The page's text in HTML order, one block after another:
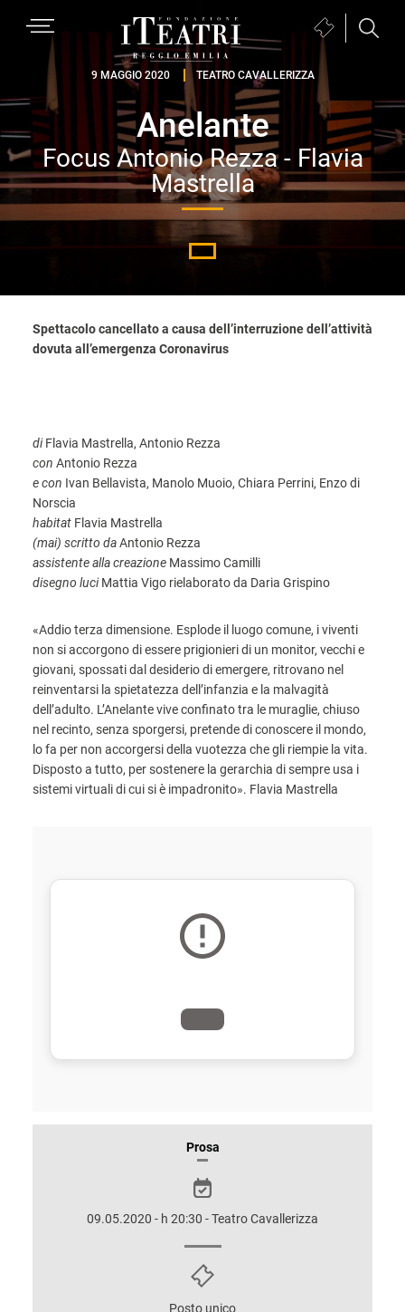
navigazione
contenuto
principale
pagina
Fondazione
I
Teatri
Reggio
Emilia
Biglietteria
in
una
nuova
finestra)
9 MAGGIO 2020 TEATRO CAVALLERIZZA
Anelante
Focus Antonio Rezza - Flavia
Mastrella
Spettacolo cancellato a causa dell’interruzione dell’attività
dovuta all’emergenza Coronavirus
diFlavia Mastrella, Antonio Rezza
con Antonio Rezza
e con Ivan Bellavista, Manolo Muoio, Chiara Perrini, Enzo di
Norscia
habitat Flavia Mastrella
(mai) scritto daAntonio Rezza
assistente alla creazione Massimo Camilli
disegno luciMattia Vigo rielaborato da Daria Grispino
«Addio terza dimensione. Esplode il luogo comune, i viventi
non si accorgono di essere prigionieri di un monitor, vecchi e
giovani, spossati dal desiderio di emergere, ritrovano nel
reinventarsi la spietatezza dell’infanzia e la malvagità
dell’adulto. L’Anelante vive confinato tra le muraglie, chiuso
nel recinto, senza sporgersi, pretende di conoscere il mondo,
lo fa per non accorgersi della vuotezza che gli riempie la vita.
Disposto a tutto, per sostenere la gerarchia di sempre usa i
sistemi virtuali di cui si è impadronito». Flavia Mastrella
INFORMAZIONIProsa
09.05.2020 - h 20:30 - Teatro Cavallerizza
Posto unico